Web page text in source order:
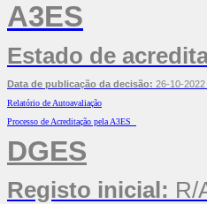
A3ES
Estado de
Data de publicação da decisão: 26-10-2022
Relatório de Autoavaliação
Processo de Acreditação pela A3ES
DGES
Registo inicial: R/